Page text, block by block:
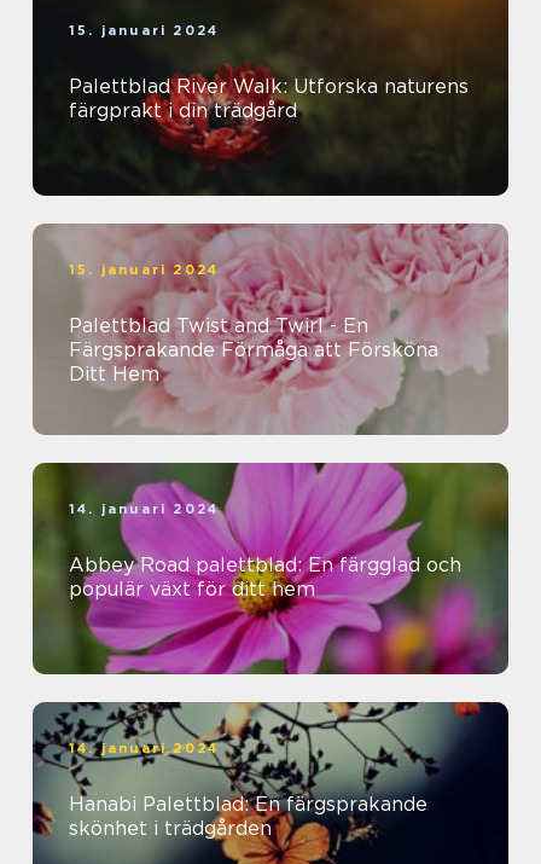
15. januari 2024
Palettblad River Walk: Utforska naturens
färgprakt i din trädgård
15. januari 2024
Palettblad Twist and Twirl - En
Färgsprakande Förmåga att Försköna
Ditt Hem
14. januari 2024
Abbey Road palettblad: En färgglad och
populär växt för ditt hem
14. januari 2024
Hanabi Palettblad: En färgsprakande
skönhet i trädgården